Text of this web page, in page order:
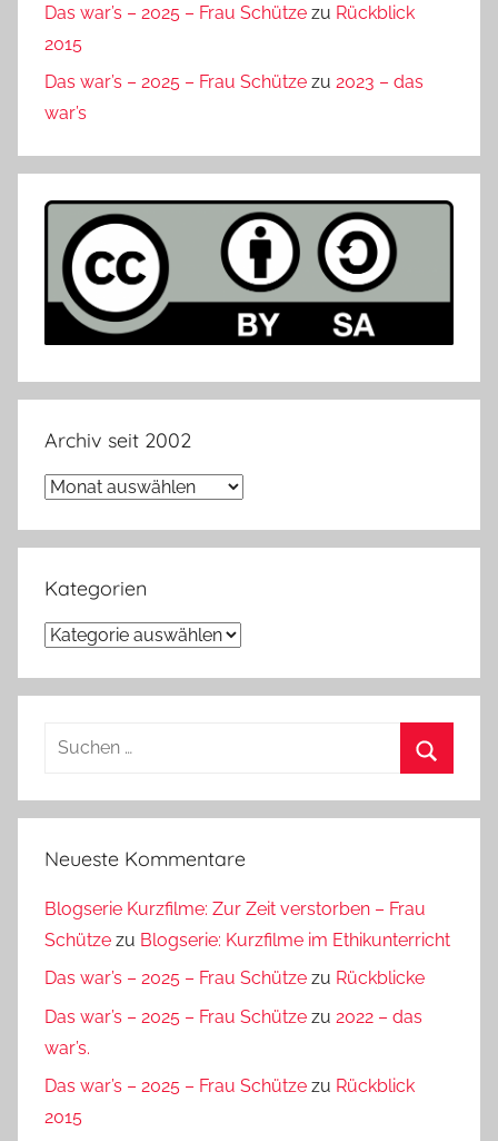
Das war’s – 2025 – Frau Schütze zu Rückblick
2015
Das war’s – 2025 – Frau Schütze zu 2023 – das
war’s
Archiv seit 2002
Archiv
2002
Kategorien
Kategorien
Suchen
Neueste Kommentare
Blogserie Kurzfilme: Zur Zeit verstorben – Frau
Schütze zu Blogserie: Kurzfilme im Ethikunterricht
Das war’s – 2025 – Frau Schütze zu Rückblicke
Das war’s – 2025 – Frau Schütze zu 2022 – das
war’s.
Das war’s – 2025 – Frau Schütze zu Rückblick
2015